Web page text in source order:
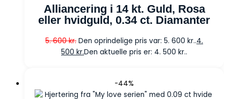
Alliancering i 14 kt. Guld, Rosa
eller hvidguld, 0.34 ct. Diamanter
5. 600kr. Den oprindelige pris var: 5. 600 kr..4.
500 kr.Den aktuelle pris er: 4. 500 kr..
-44%